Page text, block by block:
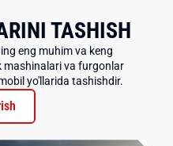
TASHISH
eng muhim va keng
mashinalari va furgonlar
yo'llarida tashishdir.